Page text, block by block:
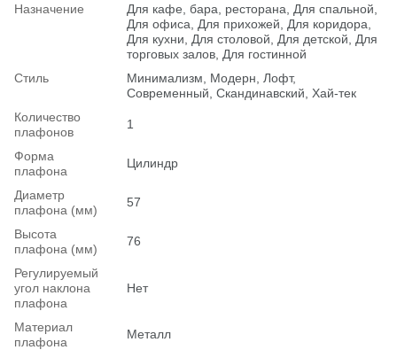
Назначение
Для кафе, бара, ресторана, Для спальной,
Для офиса, Для прихожей, Для коридора,
Для кухни, Для столовой, Для детской, Для
торговых залов, Для гостинной
Стиль
Минимализм, Модерн, Лофт,
Современный, Скандинавский, Хай-тек
Количество
плафонов
1
Форма
плафона
Цилиндр
Диаметр
плафона (мм)
57
Высота
плафона (мм)
76
Регулируемый
угол наклона
плафона
Нет
Материал
плафона
Металл